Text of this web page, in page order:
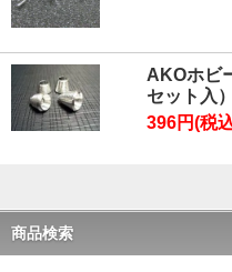
AKOホビ
セット入
396円(税
商品検索